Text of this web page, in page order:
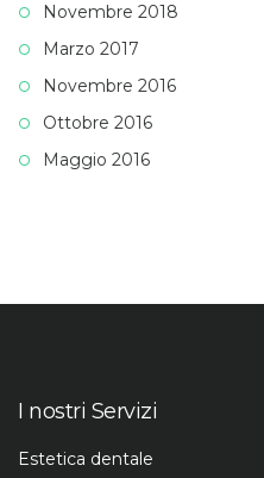
Novembre 2018
Marzo 2017
Novembre 2016
Ottobre 2016
Maggio 2016
I nostri Servizi
Estetica dentale